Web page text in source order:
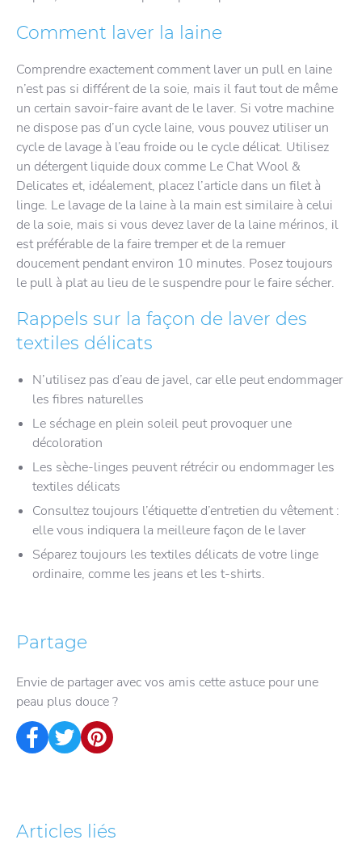
Comment laver la laine
Comprendre exactement comment laver un pull en laine
n’est pas si différent de la soie, mais il faut tout de même
un certain savoir-faire avant de le laver. Si votre machine
ne dispose pas d’un cycle laine, vous pouvez utiliser un
cycle de lavage à l’eau froide ou le cycle délicat. Utilisez
un détergent liquide doux comme Le Chat Wool &
Delicates et, idéalement, placez l’article dans un filet à
linge. Le lavage de la laine à la main est similaire à celui
de la soie, mais si vous devez laver de la laine mérinos, il
est préférable de la faire tremper et de la remuer
doucement pendant environ 10 minutes. Posez toujours
le pull à plat au lieu de le suspendre pour le faire sécher.
Rappels sur la façon de laver des
textiles délicats
N’utilisez pas d’eau de javel, car elle peut endommager
les fibres naturelles
Le séchage en plein soleil peut provoquer une
décoloration
Les sèche-linges peuvent rétrécir ou endommager les
textiles délicats
Consultez toujours l’étiquette d’entretien du vêtement :
elle vous indiquera la meilleure façon de le laver
Séparez toujours les textiles délicats de votre linge
ordinaire, comme les jeans et les t-shirts.
Partage
Envie de partager avec vos amis cette astuce pour une
peau plus douce ?
Articles liés